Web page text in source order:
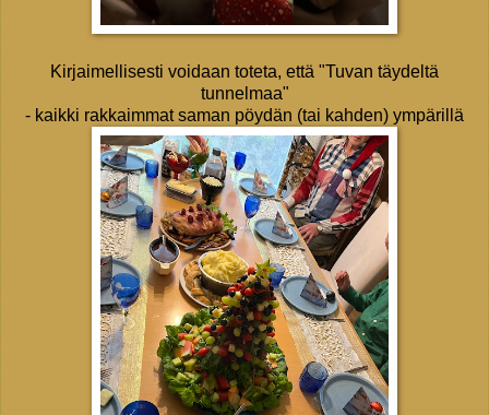
Kirjaimellisesti voidaan toteta, että "Tuvan täydeltä
tunnelmaa"
- kaikki rakkaimmat saman pöydän (tai kahden) ympärillä